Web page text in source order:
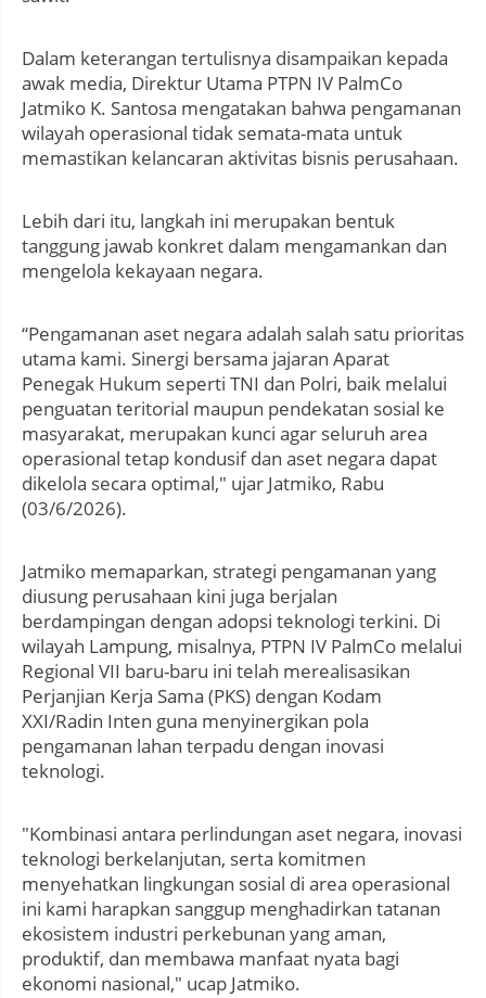
Dalam keterangan tertulisnya disampaikan kepada
awak media, Direktur Utama PTPN IV PalmCo
Jatmiko K. Santosa mengatakan bahwa pengamanan
wilayah operasional tidak semata-mata untuk
memastikan kelancaran aktivitas bisnis perusahaan.
Lebih dari itu, langkah ini merupakan bentuk
tanggung jawab konkret dalam mengamankan dan
mengelola kekayaan negara.
“Pengamanan aset negara adalah salah satu prioritas
utama kami. Sinergi bersama jajaran Aparat
Penegak Hukum seperti TNI dan Polri, baik melalui
penguatan teritorial maupun pendekatan sosial ke
masyarakat, merupakan kunci agar seluruh area
operasional tetap kondusif dan aset negara dapat
dikelola secara optimal," ujar Jatmiko, Rabu
(03/6/2026).
Jatmiko memaparkan, strategi pengamanan yang
diusung perusahaan kini juga berjalan
berdampingan dengan adopsi teknologi terkini. Di
wilayah Lampung, misalnya, PTPN IV PalmCo melalui
Regional VII baru-baru ini telah merealisasikan
Perjanjian Kerja Sama (PKS) dengan Kodam
XXI/Radin Inten guna menyinergikan pola
pengamanan lahan terpadu dengan inovasi
teknologi.
"Kombinasi antara perlindungan aset negara, inovasi
teknologi berkelanjutan, serta komitmen
menyehatkan lingkungan sosial di area operasional
ini kami harapkan sanggup menghadirkan tatanan
ekosistem industri perkebunan yang aman,
produktif, dan membawa manfaat nyata bagi
ekonomi nasional," ucap Jatmiko.